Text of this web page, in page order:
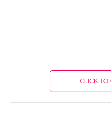
CLICK TO